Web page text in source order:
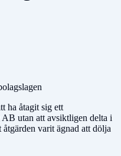
ha åtagit sig ett
utan att avsiktligen delta i
åtgärden varit ägnad att dölja